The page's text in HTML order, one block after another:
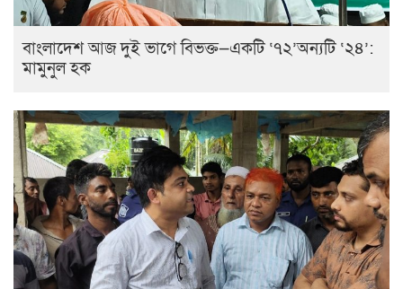
বাংলাদেশ আজ দুই ভাগে বিভক্ত—একটি ‘৭২’অন্যটি ‘২৪’:
মামুনুল হক